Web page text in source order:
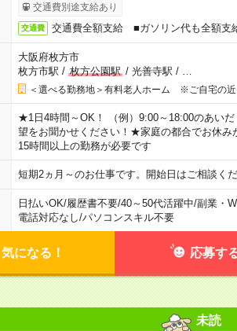
交通費別途支給あり
交通費 交通費全額支給 ■ガソリン代も全額支
大阪府枚方市
枚方市駅 / 枚方公園駅/ 光善寺駅 /
＜選べる勤務地＞有料老人ホーム ※ご自宅の近
★1日4時間～OK！ （例）9:00～18:00のあい
望をお聞かせください！★家庭の都合でお休
15時間以上の勤務が必要です
短期2ヵ月～のお仕事です。開始日はご相談
日払いOK/履歴書不要/40～50代活躍中/副業・
電話対応なし/パソコンスキル不要
気になる！ 応募す
未読